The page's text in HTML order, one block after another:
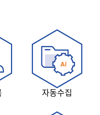
자동수집